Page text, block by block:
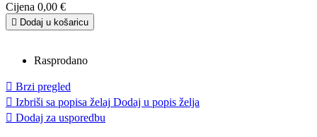
Cijena 0,00 €
 Dodaj u košaricu
Rasprodano
 Brzi pregled
 Izbriši sa popisa želaj Dodaj u popis želja
 Dodaj za usporedbu